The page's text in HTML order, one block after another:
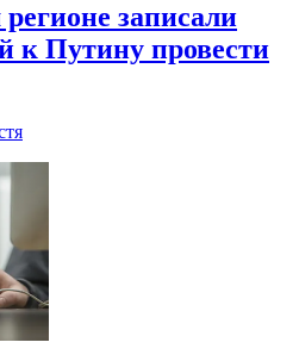
записали
к Путину провести